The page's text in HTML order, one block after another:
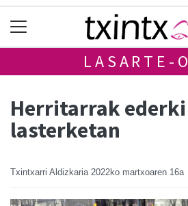
LASARTE-
Herritarrak
lasterketan
Txintxarri Aldizkaria 2022ko martxoaren 16a